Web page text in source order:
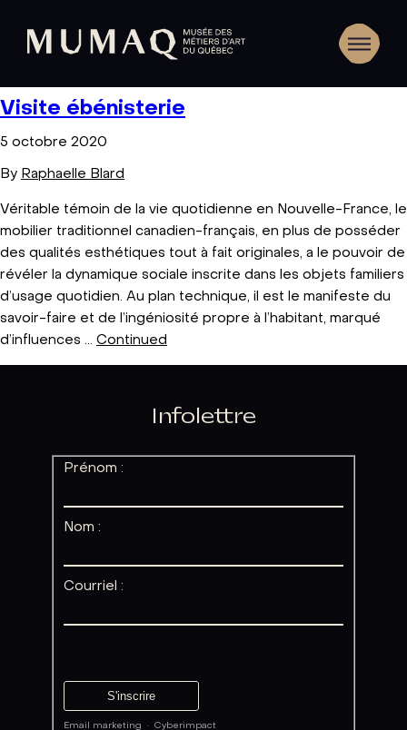
Visite ébénisterie
5 octobre 2020
By Raphaelle Blard
Véritable témoin de la vie quotidienne en Nouvelle-France, le
mobilier traditionnel canadien-français, en plus de posséder
des qualités esthétiques tout à fait originales, a le pouvoir de
révéler la dynamique sociale inscrite dans les objets familiers
d’usage quotidien. Au plan technique, il est le manifeste du
savoir-faire et de l’ingéniosité propre à l’habitant, marqué
d’influences … Continued
Infolettre
Prénom :
Nom :
Courriel :
Email marketing ·Cyberimpact